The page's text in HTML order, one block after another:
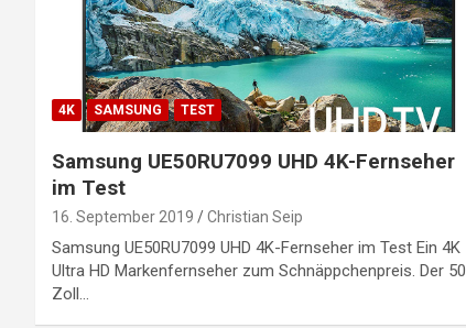
4K SAMSUNG TEST
Samsung UE50RU7099 UHD 4K-Fernseher
im Test
16. September 2019 Christian Seip
Samsung UE50RU7099 UHD 4K-Fernseher im Test Ein 4K
Ultra HD Markenfernseher zum Schnäppchenpreis. Der 50
Zoll…